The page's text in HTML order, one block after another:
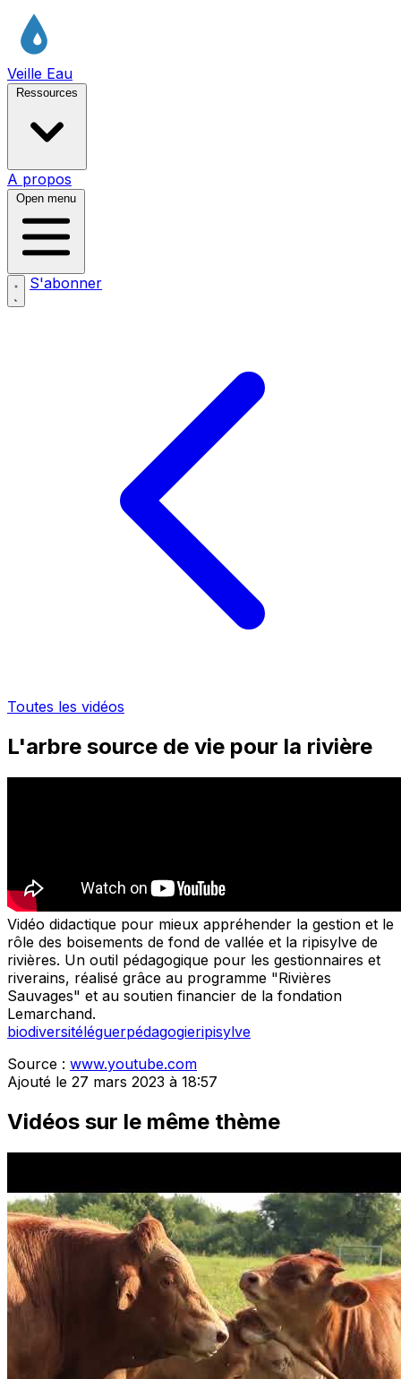
Veille Eau
Ressources
A propos
Open menu
S'abonner
Toutes les vidéos
L'arbre source de vie pour la rivière
Vidéo didactique pour mieux appréhender la gestion et le
rôle des boisements de fond de vallée et la ripisylve de
rivières. Un outil pédagogique pour les gestionnaires et
riverains, réalisé grâce au programme "Rivières
Sauvages" et au soutien financier de la fondation
Lemarchand.
biodiversitéléguerpédagogieripisylve
Source : www.youtube.com
Ajouté le 27 mars 2023 à 18:57
Vidéos sur le même thème